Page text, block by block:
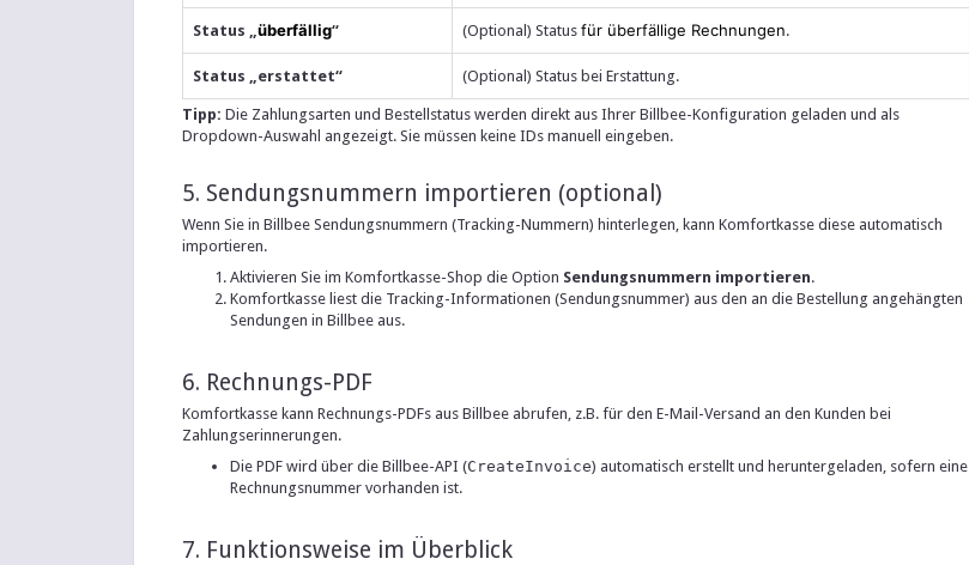
Status „ überfällig“ (Optional) Status für überfällige Rechnungen.
Status „erstattet“ (Optional) Status bei Erstattung.
Tipp: Die Zahlungsarten und Bestellstatus werden direkt aus Ihrer Billbee-Konfiguration geladen und als
Dropdown-Auswahl angezeigt. Sie müssen keine IDs manuell eingeben.
5. Sendungsnummern importieren (optional)
Wenn Sie in Billbee Sendungsnummern (Tracking-Nummern) hinterlegen, kann Komfortkasse diese automatisch
importieren.
Aktivieren Sie im Komfortkasse-Shop die Option Sendungsnummern importieren.
Komfortkasse liest die Tracking-Informationen (Sendungsnummer) aus den an die Bestellung angehängten
Sendungen in Billbee aus.
6. Rechnungs-PDF
Komfortkasse kann Rechnungs-PDFs aus Billbee abrufen, z.B. für den E-Mail-Versand an den Kunden bei
Zahlungserinnerungen.
Die PDF wird über die Billbee-API (CreateInvoice) automatisch erstellt und heruntergeladen, sofern eine
Rechnungsnummer vorhanden ist.
7. Funktionsweise im Überblick